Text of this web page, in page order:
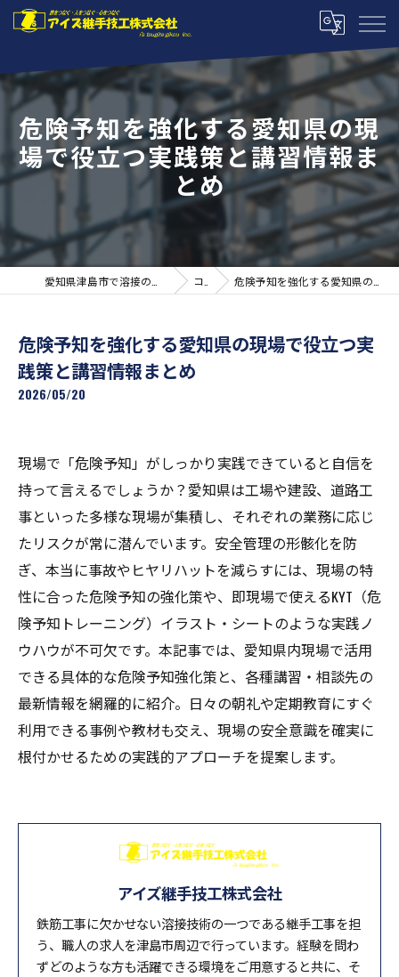
危険予知を強化する愛知県の現
場で役立つ実践策と講習情報ま
とめ
コラム 危険予知を強化する愛知県の現場で役立つ実践策と講習情報まとめ
危険予知を強化する愛知県の現場で役立つ実
践策と講習情報まとめ
2026/05/20
現場で「危険予知」がしっかり実践できていると自信を
持って言えるでしょうか？愛知県は工場や建設、道路工
事といった多様な現場が集積し、それぞれの業務に応じ
たリスクが常に潜んでいます。安全管理の形骸化を防
ぎ、本当に事故やヒヤリハットを減らすには、現場の特
性に合った危険予知の強化策や、即現場で使えるKYT（危
険予知トレーニング）イラスト・シートのような実践ノ
ウハウが不可欠です。本記事では、愛知県内現場で活用
できる具体的な危険予知強化策と、各種講習・相談先の
最新情報を網羅的に紹介。日々の朝礼や定期教育にすぐ
利用できる事例や教材も交え、現場の安全意識を確実に
根付かせるための実践的アプローチを提案します。
アイズ継手技工株式会社
鉄筋工事に欠かせない溶接技術の一つである継手工事を担
う、職人の求人を津島市周辺で行っています。経験を問わ
ずどのような方も活躍できる環境をご用意すると共に、そ